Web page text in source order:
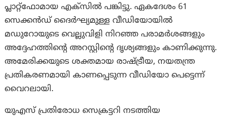
പ്ലാറ്റ്‌ഫോമായ എക്‌സിൽ പങ്കിട്ടു. ഏകദേശം 61
സെക്കൻഡ് ദൈർഘ്യമുള്ള വീഡിയോയിൽ
മഡുറോയുടെ വെല്ലുവിളി നിറഞ്ഞ പരാമർശങ്ങളും
അദ്ദേഹത്തിന്റെ അറസ്റ്റിന്റെ ദൃശ്യങ്ങളും കാണിക്കുന്നു.
അമേരിക്കയുടെ ശക്തമായ രാഷ്ട്രീയ, നയതന്ത്ര
പ്രതികരണമായി കാണപ്പെടുന്ന വീഡിയോ പെട്ടെന്ന്
വൈറലായി.
യുഎസ് പ്രതിരോധ സെക്രട്ടറി നടത്തിയ